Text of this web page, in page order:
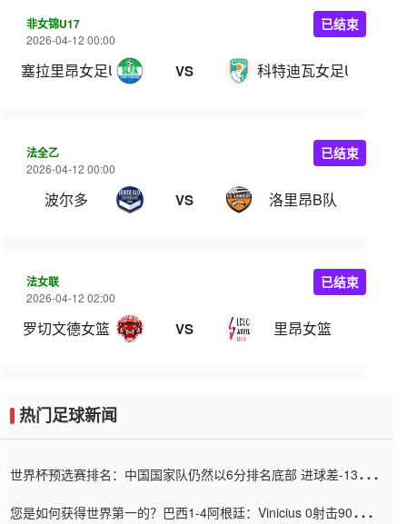
非女锦U17
2026-04-12 00:00
塞拉里昂女足U17 VS 科特迪瓦女足U17
已结束
法全乙
2026-04-12 00:00
波尔多 VS 洛里昂B队
已结束
法女联
2026-04-12 02:00
罗切文德女篮 VS 里昂女篮
已结束
热门足球新闻
世界杯预选赛排名：中国国家队仍然以6分排名底部 进球差-13令人
您是如何获得世界第一的？巴西1-4阿根廷：Vinicius 0射击90分钟